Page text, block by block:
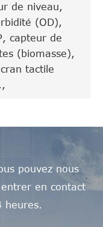
de niveau,
(OD),
capteur de
(biomasse),
tactile
pouvez nous
en contact
heures.